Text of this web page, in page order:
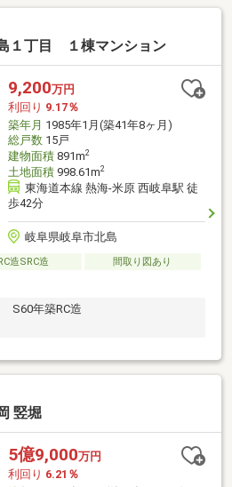
１丁目 １棟マンション
9,200万円
利回り 9.17％
築年月 1985年1月(築41年8ヶ月)
総戸数15戸
建物面積891m2
土地面積998.61m2
東海道本線 熱海-米原 西岐阜駅 徒
歩42分
岐阜県岐阜市北島
RC造SRC造
間取り図あり
S60年築RC造
竪堀
5億9,000万円
利回り 6.21％